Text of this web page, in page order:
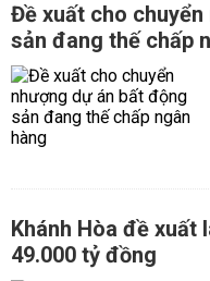
Đề xuất cho
sản đang thế chấp
Khánh Hòa đề xuất
49.000 tỷ đồng